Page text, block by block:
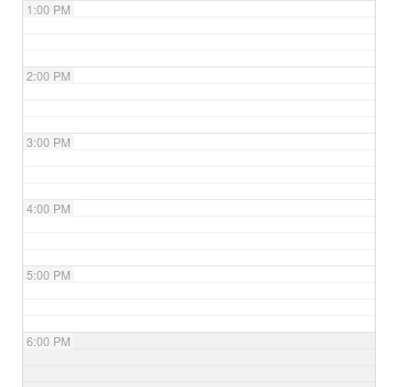
1:00 PM
2:00 PM
3:00 PM
4:00 PM
5:00 PM
6:00 PM